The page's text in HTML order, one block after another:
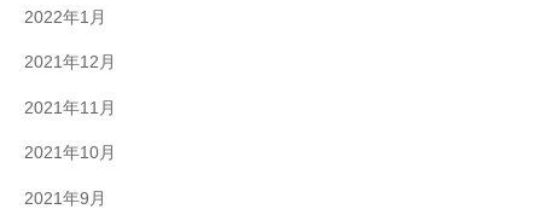
2022年1月
2021年12月
2021年11月
2021年10月
2021年9月